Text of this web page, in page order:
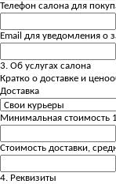
Телефон салона для
Email для уведомления о
3. Об услугах салона
Кратко о доставке и
Доставка
Минимальная стоимость
Стоимость доставки,
4. Реквизиты